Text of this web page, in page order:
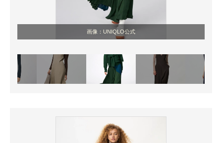
画像：UNIQLO公式